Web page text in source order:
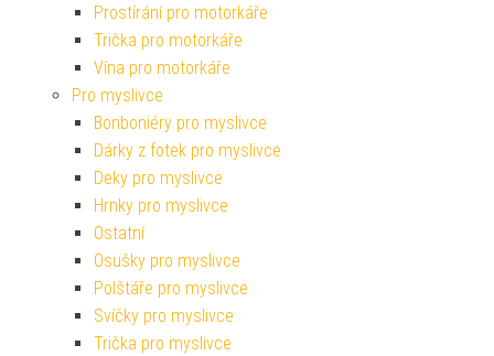
Prostírání pro motorkáře
Trička pro motorkáře
Vína pro motorkáře
Pro myslivce
Bonboniéry pro myslivce
Dárky z fotek pro myslivce
Deky pro myslivce
Hrnky pro myslivce
Ostatní
Osušky pro myslivce
Polštáře pro myslivce
Svíčky pro myslivce
Trička pro myslivce